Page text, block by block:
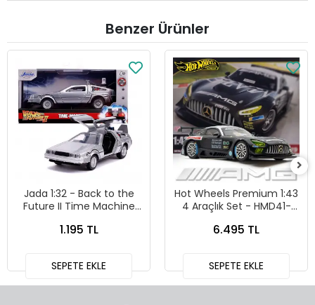
Benzer Ürünler
Jada 1:32 - Back to the
Future II Time Machine
24081
1.195 TL
SEPETE EKLE
Hot Wheels Premium 1:43
4 Araçlık Set - HMD41-
6.495 TL
SEPETE EKLE